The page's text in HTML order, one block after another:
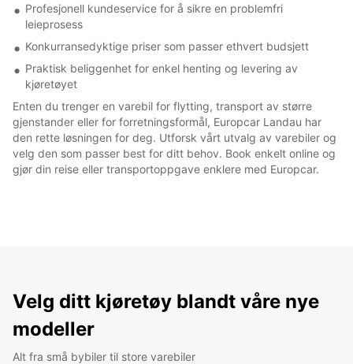
Profesjonell kundeservice for å sikre en problemfri
leieprosess
Konkurransedyktige priser som passer ethvert budsjett
Praktisk beliggenhet for enkel henting og levering av
kjøretøyet
Enten du trenger en varebil for flytting, transport av større
gjenstander eller for forretningsformål, Europcar Landau har
den rette løsningen for deg. Utforsk vårt utvalg av varebiler og
velg den som passer best for ditt behov. Book enkelt online og
gjør din reise eller transportoppgave enklere med Europcar.
Velg ditt kjøretøy blandt våre nye
modeller
Alt fra små bybiler til store varebiler